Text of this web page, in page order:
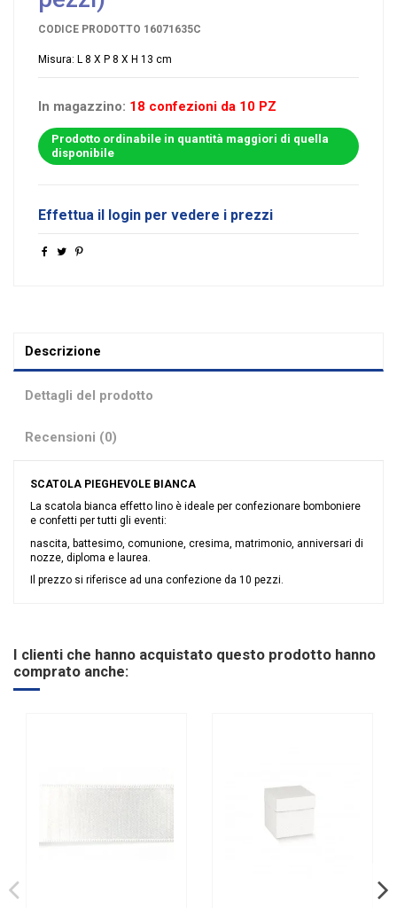
CODICE PRODOTTO 16071635C
Misura: L 8 X P 8 X H 13 cm
In magazzino: 18 confezioni da 10 PZ
Prodotto ordinabile in quantità maggiori di quella
disponibile
Effettua il login per vedere i prezzi
Descrizione
Dettagli del prodotto
Recensioni (0)
SCATOLA PIEGHEVOLE BIANCA
La scatola bianca effetto lino è ideale per confezionare bomboniere
e confetti per tutti gli eventi:
nascita, battesimo, comunione, cresima, matrimonio, anniversari di
nozze, diploma e laurea.
Il prezzo si riferisce ad una confezione da 10 pezzi.
Tipologia Pieghevoli
I clienti che hanno acquistato questo prodotto hanno
comprato anche: